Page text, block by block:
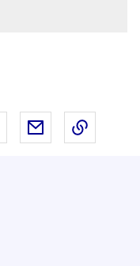
Imprimer Courriel